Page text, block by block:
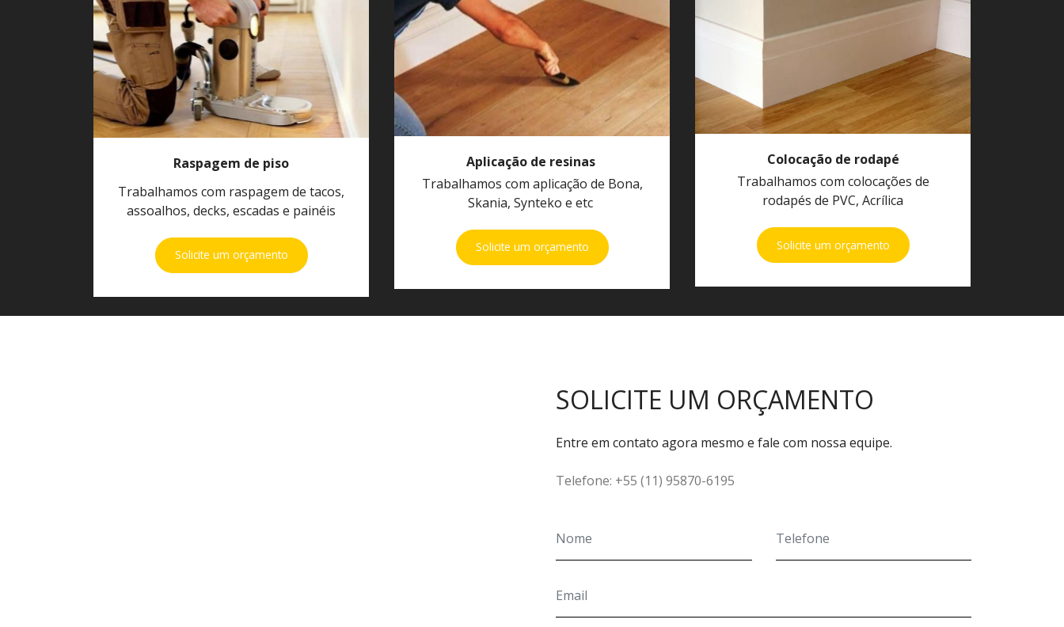
Raspagem de piso
Trabalhamos com raspagem de tacos,
assoalhos, decks, escadas e painéis
Solicite um orçamento
Aplicação de resinas
Trabalhamos com aplicação de Bona,
Skania, Synteko e etc
Solicite um orçamento
Colocação de rodapé
Trabalhamos com colocações de
rodapés de PVC, Acrílica
Solicite um orçamento
SOLICITE UM ORÇAMENTO
Entre em contato agora mesmo e fale com nossa equipe.
Telefone: +55 (11) 95870-6195